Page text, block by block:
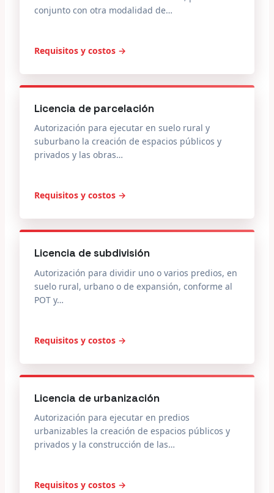
conjunto con otra modalidad de…
Requisitos y costos →
Licencia de parcelación
Autorización para ejecutar en suelo rural y
suburbano la creación de espacios públicos y
privados y las obras…
Requisitos y costos →
Licencia de subdivisión
Autorización para dividir uno o varios predios, en
suelo rural, urbano o de expansión, conforme al
POT y…
Requisitos y costos →
Licencia de urbanización
Autorización para ejecutar en predios
urbanizables la creación de espacios públicos y
privados y la construcción de las…
Requisitos y costos →